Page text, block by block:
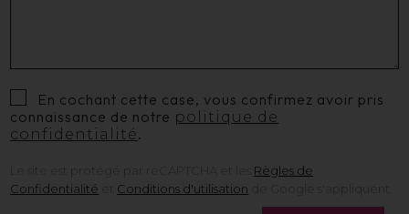
En cochant cette case, vous confirmez avoir pris
connaissance de notre politique de
confidentialité.
Règles de
Confidentialité
Conditions d'utilisation